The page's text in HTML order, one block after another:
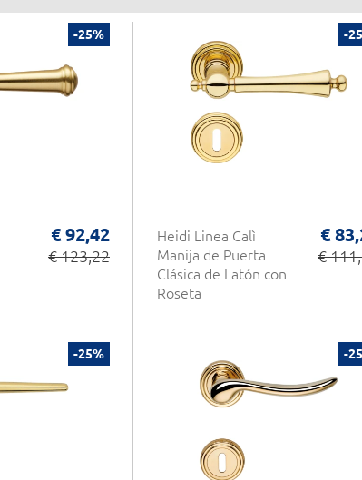
-25%
€ 92,42
€ 123,22
-
Heidi Linea Calì
Manija de Puerta
Clásica de Latón con
Roseta
€
€
-25% -